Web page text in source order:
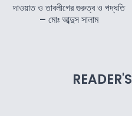
দাওয়াত ও তাবলীগের গুরুত্ব ও পদ্ধতি
– মোঃ আব্দুস সালাম